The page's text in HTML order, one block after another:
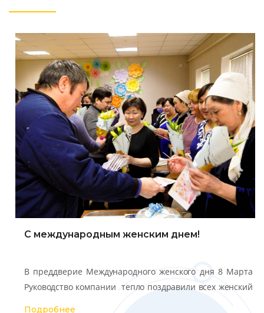
С международным женским днем!
В преддверие Международного женского дня 8 Марта
Руководство компании тепло поздравили всех женский
Подробнее